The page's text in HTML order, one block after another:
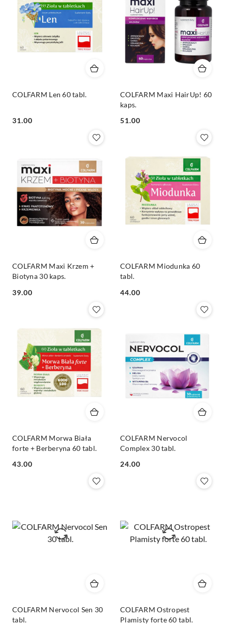
COLFARM Len 60 tabl.
Cena:
31.00
COLFARM Maxi HairUp! 60
kaps.
Cena:
51.00
COLFARM Maxi Krzem +
Biotyna 30 kaps.
Cena:
39.00
COLFARM Miodunka 60
tabl.
Cena:
44.00
COLFARM Morwa Biała
forte + Berberyna 60 tabl.
Cena:
43.00
COLFARM Nervocol
Complex 30 tabl.
Cena:
24.00
COLFARM Nervocol Sen 30
tabl.
COLFARM Ostropest
Plamisty forte 60 tabl.